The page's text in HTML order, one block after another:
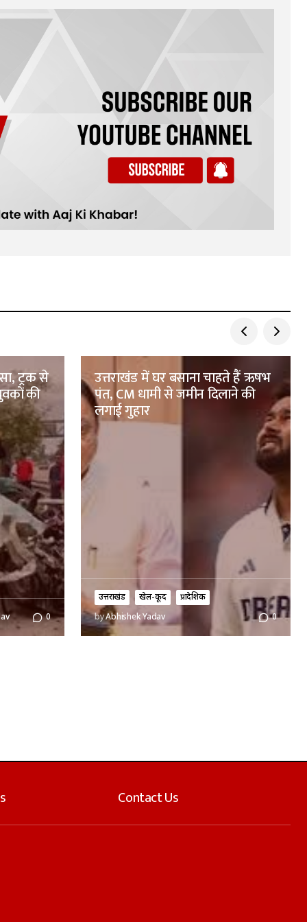
ट्रक से
की
0
उत्तराखंड में घर बसाना चाहते हैं ऋषभ
पंत, CM धामी से जमीन दिलाने की
लगाई गुहार
उत्तराखंड खेल-कूद
प्रादेशिक
byAbhishek Yadav 0
Contact Us